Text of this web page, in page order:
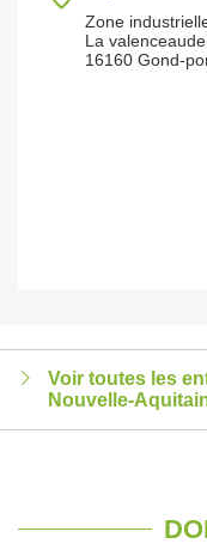
Zone
La valenceaude
16160 Gond-
Voir toutes les
Nouvelle-